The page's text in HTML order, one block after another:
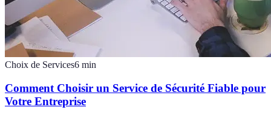
Choix de Services6 min
Comment Choisir un Service de Sécurité Fiable pour
Votre Entreprise